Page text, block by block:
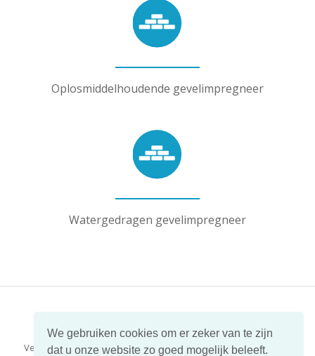
We gebruiken cookies om er zeker van te zijn
dat u onze website zo goed mogelijk beleeft.
Oplosmiddelhoudende gevelimpregneer
Watergedragen gevelimpregneer
Vedo Bouwspecialiteiten | Beusichemstraat 1 | 4051 GJ Ochten